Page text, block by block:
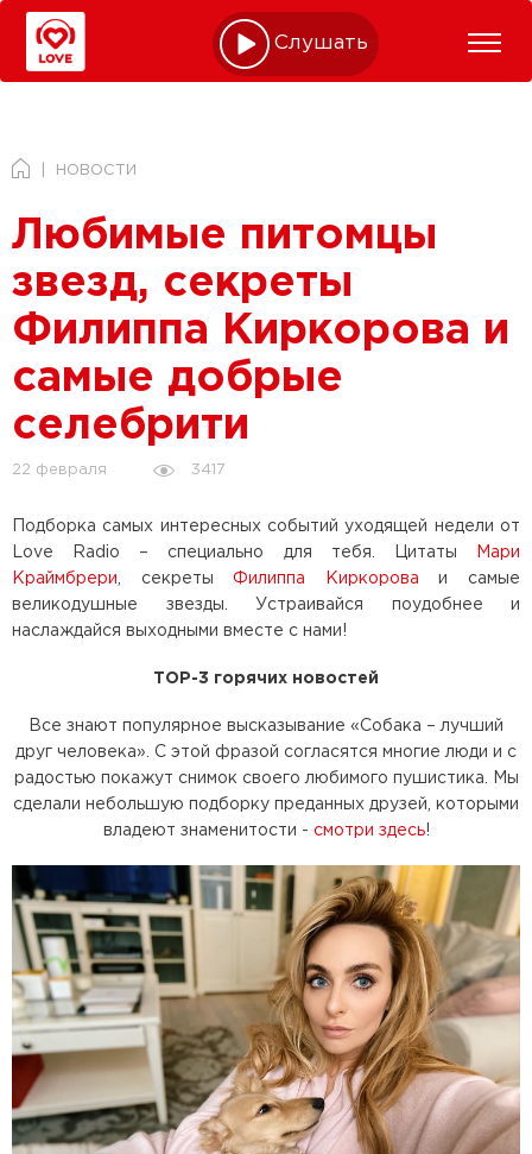
Слушать online
НОВОСТИ
Любимые питомцы
звезд, секреты
Филиппа Киркорова и
самые добрые
селебрити
22 февраля 3417
Подборка самых интересных событий уходящей недели от
Love Radio – специально для тебя. Цитаты
Мари
Краймбрери , секретыФилиппа Киркорова и самые
великодушные звезды. Устраивайся поудобнее и
наслаждайся выходными вместе с нами!
TOP-3 горячих новостей
Все знают популярное высказывание «Собака – лучший
друг человека». С этой фразой согласятся многие люди и с
радостью покажут снимок своего любимого пушистика. Мы
сделали небольшую подборку преданных друзей, которыми
владеют знаменитости - смотри здесь!